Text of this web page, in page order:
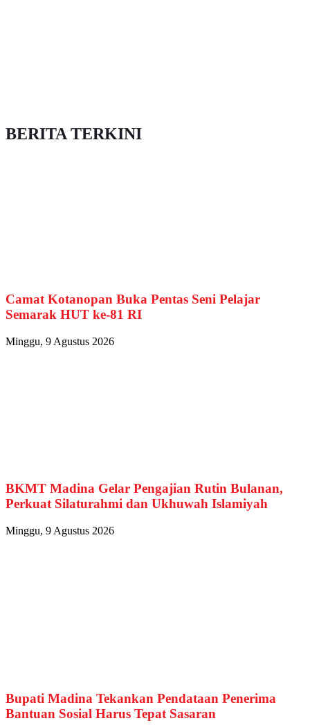
BERITA TERKINI
Camat Kotanopan Buka Pentas Seni Pelajar
Semarak HUT ke-81 RI
Minggu, 9 Agustus 2026
BKMT Madina Gelar Pengajian Rutin Bulanan,
Perkuat Silaturahmi dan Ukhuwah Islamiyah
Minggu, 9 Agustus 2026
Bupati Madina Tekankan Pendataan Penerima
Bantuan Sosial Harus Tepat Sasaran